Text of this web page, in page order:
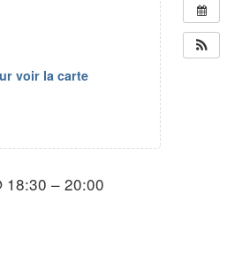
voir la carte
18:30 – 20:00